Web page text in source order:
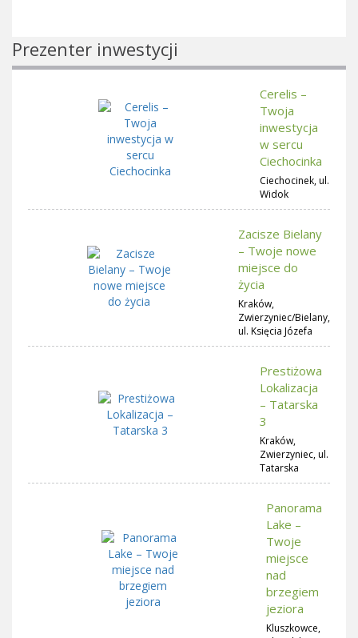
Prezenter inwestycji
Cerelis –
Twoja
inwestycja
w sercu
Ciechocinka
Ciechocinek, ul.
Widok
Zacisze Bielany
– Twoje nowe
miejsce do
życia
Kraków,
Zwierzyniec/Bielany,
ul. Księcia Józefa
Prestiżowa
Lokalizacja
– Tatarska
3
Kraków,
Zwierzyniec, ul.
Tatarska
Panorama
Lake –
Twoje
miejsce
nad
brzegiem
jeziora
Kluszkowce,